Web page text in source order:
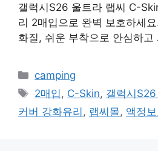
갤럭시S26 울트라 랩씨 C-
리 2매입으로 완벽 보호하세
화질, 쉬운 부착으로 안심하고
카
테
리
camping
태
그
2매입 , C-Skin, 갤럭시
커버 강화유리 , 랩씨몰, 액정